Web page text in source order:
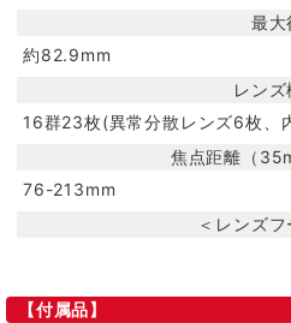
最大
約82.9mm
レンズ
16群23枚(異常分散レンズ6枚、
焦点距離（
76-213mm
＜レンズフ
【付属品】